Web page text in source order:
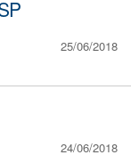
25/06/2018
24/06/2018